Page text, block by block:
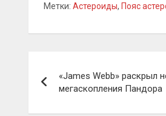
Метки: Астероиды, Пояс
по
«James Webb» раскрыл
мегаскопления Пандора